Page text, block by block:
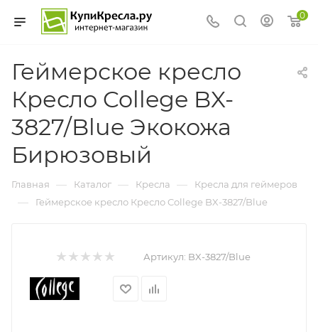
0
Геймерское кресло
Кресло College BX-
3827/Blue Экокожа
Бирюзовый
Главная — Каталог — Кресла — Кресла для геймеров
— Геймерское кресло Кресло College BX-3827/Blue
Артикул: BX-3827/Blue